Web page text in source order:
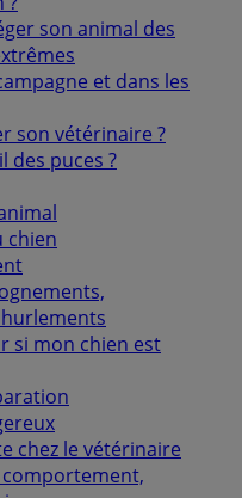
son animal des
et dans les
son vétérinaire ?
des puces ?
chien
si mon chien est
chez le vétérinaire